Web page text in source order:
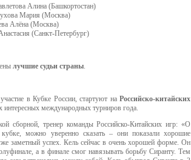
Алина (Башкортостан)
Мария (Москва)
Алёна (Москва)
(Санкт-Петербург)
лучшие судьи страны.
в Кубке России, стартуют на Российско-китайских
интересных международных турниров года.
сборной, тренер команды Российско-Китайских игр: «О
можно уверенно сказать – они показали хорошие
заметный успех. Кель сейчас в очень хорошей форме. Он
а в финале смог навязывать борьбу Сиранту. Тем